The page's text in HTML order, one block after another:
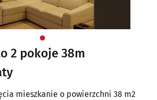
2 pokoje 38m
mieszkanie o powierzchni 38 m2